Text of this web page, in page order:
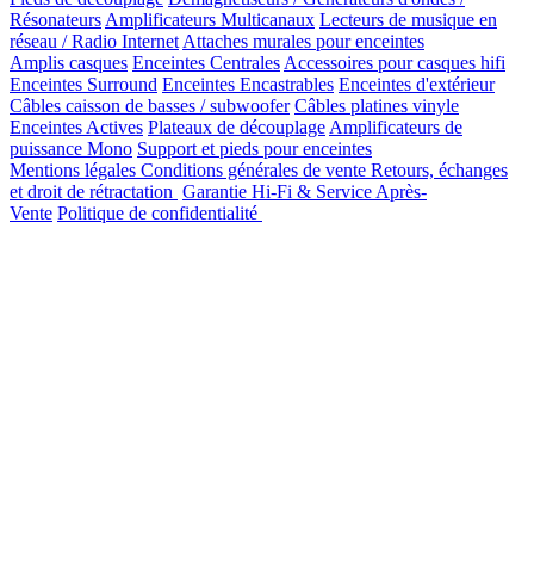
Résonateurs Amplificateurs Multicanaux Lecteurs de musique en
réseau / Radio Internet Attaches murales pour enceintes
Amplis casques Enceintes Centrales Accessoires pour casques hifi
Enceintes Surround Enceintes Encastrables Enceintes d'extérieur
Câbles caisson de basses / subwoofer Câbles platines vinyle
Enceintes Actives Plateaux de découplage Amplificateurs de
puissance Mono Support et pieds pour enceintes
Mentions légales Conditions générales de vente Retours, échanges
et droit de rétractation Garantie Hi-Fi & Service Après-
Vente Politique de confidentialité